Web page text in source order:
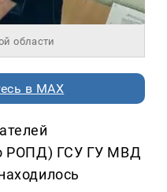
области
в MAX
РОПД) ГСУ ГУ МВД